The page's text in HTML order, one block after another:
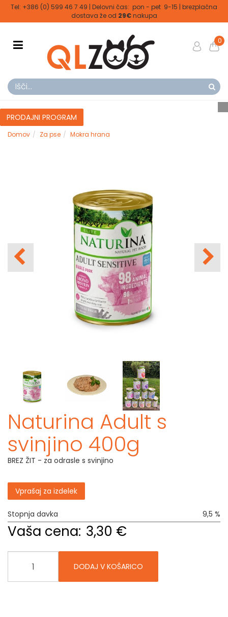
Tel: +386 (0) 599 46 7 49 | Delovni čas: pon - pet 9-15 | brezplačna
dostava že od 29€nakupa
0
PRODAJNI PROGRAM
Domov Za pse Mokra hrana
Naturina Adult s
svinjino 400g
BREZ ŽIT - za odrasle s svinjino
Vprašaj za izdelek
Stopnja davka 9,5 %
Vaša cena: 3,30 €
DODAJ V KOŠARICO